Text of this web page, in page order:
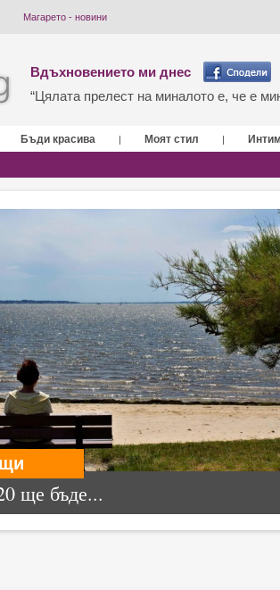
Магарето - новини
Вдъхновението ми днес
“Цялата прелест на миналото е, че е
Бъди красива | Моят стил |
ще бъде...